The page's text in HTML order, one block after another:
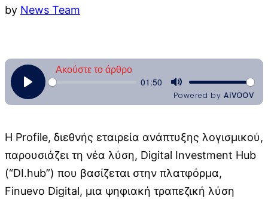
by News Team
Η Profile, διεθνής εταιρεία ανάπτυξης λογισμικού,
παρουσιάζει τη νέα λύση, Digital Investment Hub
(“DI.hub”) που βασίζεται στην πλατφόρμα,
Finuevo Digital, μια ψηφιακή τραπεζική λύση